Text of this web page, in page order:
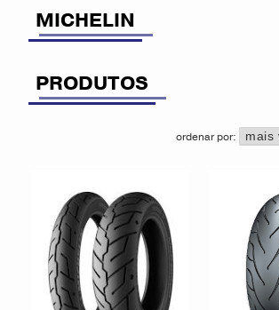
MICHELIN
PRODUTOS